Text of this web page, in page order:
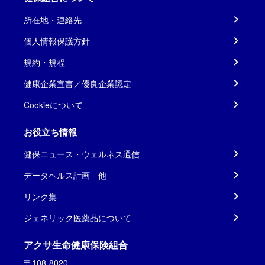
所在地・連絡先
個人情報保護方針
規約・規程
健康企業宣言／優良企業認定
Cookieについて
お役立ち情報
健保ニュース・ウェルネス通信
データヘルス計画 他
リンク集
ジェネリック医薬品について
アクサ生命健康保険組合
〒108-8020